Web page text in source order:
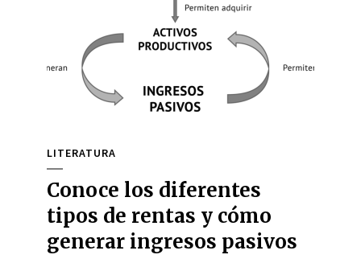
LITERATURA
Conoce los diferentes
tipos de rentas y cómo
generar ingresos pasivos